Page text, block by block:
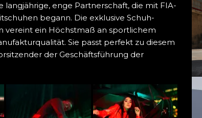
langjährige, enge Partnerschaft, die mit FIA-
begann. Die exklusive Schuh-
vereint ein Höchstmaß an sportlichem
Sie passt perfekt zu diesem
der Geschäftsführung der